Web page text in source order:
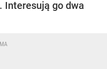
Interesują go dwa